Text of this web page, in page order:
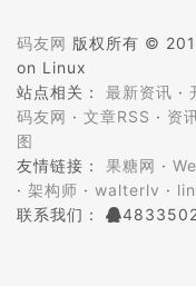
码友网 版权所有 ©
on Linux
站点相关： 最新资讯 ·
码友网 · 文章RSS · 资
图
友情链接： 果糖网 ·
· 架构师 · walterlv ·
联系我们：